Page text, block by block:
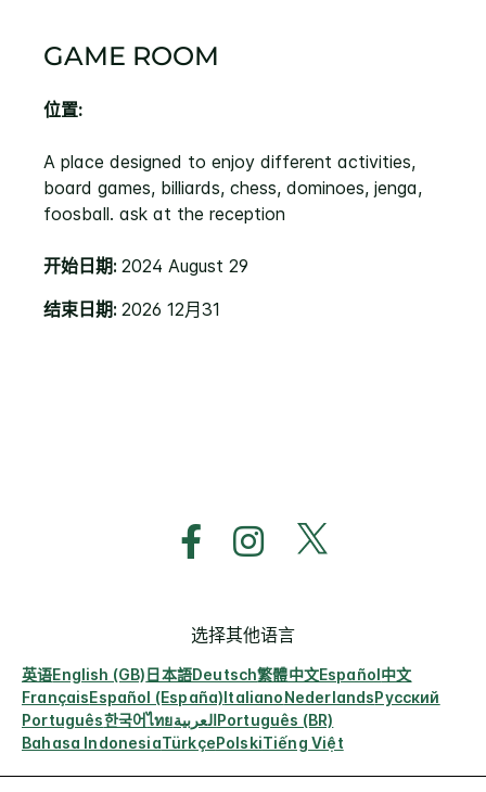
GAME ROOM
位置:
A place designed to enjoy different activities,
board games, billiards, chess, dominoes, jenga,
foosball. ask at the reception
开始日期: 2024 August 29
结束日期: 2026 12月31
选择其他语言
英语English (GB)日本語Deutsch繁體中文Español中文
FrançaisEspañol (España)ItalianoNederlandsРусский
Português한국어ไทยالعربيةPortuguês (BR)
Bahasa IndonesiaTürkçePolskiTiếng Việt